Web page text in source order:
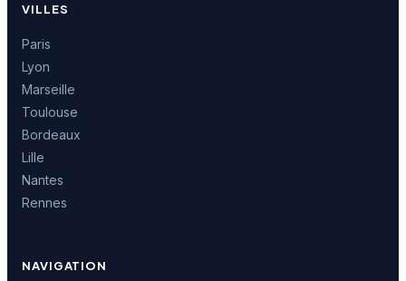
VILLES
Paris
Lyon
Marseille
Toulouse
Bordeaux
Lille
Nantes
Rennes
NAVIGATION